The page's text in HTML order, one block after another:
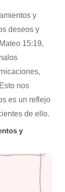
y
deseos y
15:19,
nos
es un reflejo
de ello.
y